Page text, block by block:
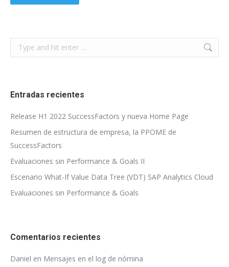
Search:
Entradas recientes
Release H1 2022 SuccessFactors y nueva Home Page
Resumen de estructura de empresa, la PPOME de
SuccessFactors
Evaluaciones sin Performance & Goals II
Escenario What-If Value Data Tree (VDT) SAP Analytics Cloud
Evaluaciones sin Performance & Goals
Comentarios recientes
Daniel en Mensajes en el log de nómina